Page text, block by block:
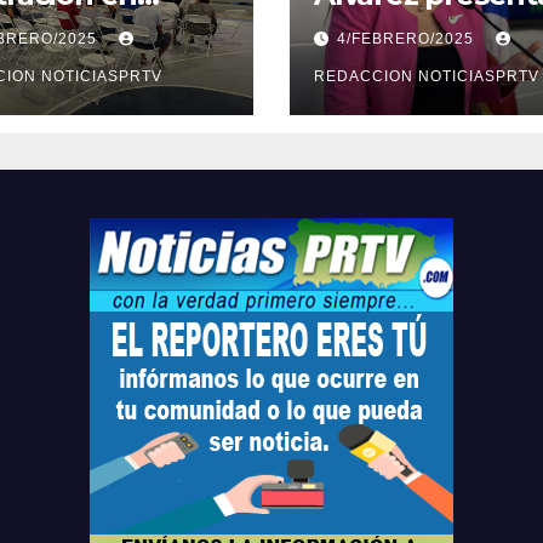
sobre
en
2025
NOTICIASPRTV
medidas ante la
violencia en el
noviazgo
4/FEBRERO/2025
REDACCION NOTICIASPRTV